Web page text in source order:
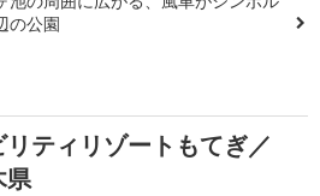
の公園
リティリゾートもてぎ／
県